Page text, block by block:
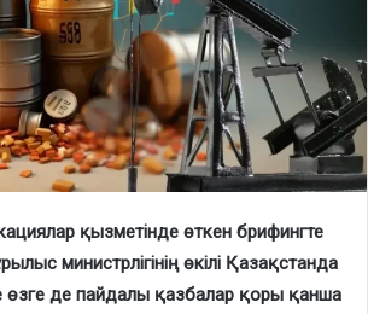
қызметінде өткен брифингте
министрлігінің өкілі Қазақстанда
өзге де пайдалы қазбалар қоры қанша